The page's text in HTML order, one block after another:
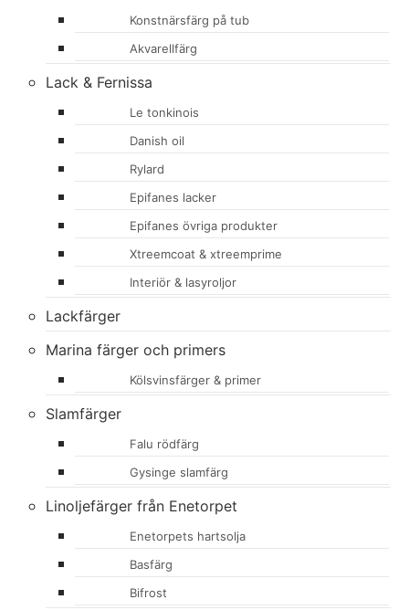
Konstnärsfärg på tub
Akvarellfärg
Lack & Fernissa
Le tonkinois
Danish oil
Rylard
Epifanes lacker
Epifanes övriga produkter
Xtreemcoat & xtreemprime
Interiör & lasyroljor
Lackfärger
Marina färger och primers
Kölsvinsfärger & primer
Slamfärger
Falu rödfärg
Gysinge slamfärg
Linoljefärger från Enetorpet
Enetorpets hartsolja
Basfärg
Bifrost